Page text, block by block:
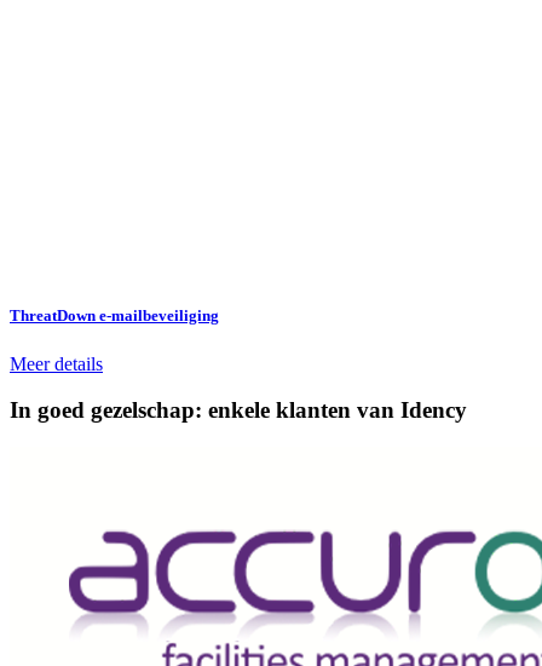
ThreatDown e-mailbeveiliging
Meer details
In goed gezelschap: enkele klanten van Idency